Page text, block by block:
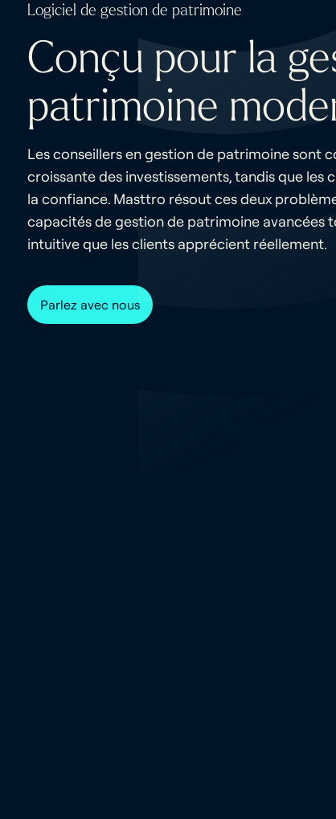
Logiciel de gestion de patrimoine
Conçu pour la
patrimoine
Les conseillers en gestion de patrimoine sont
croissante des investissements, tandis que
la confiance. Masttro résout ces deux
capacités de gestion de patrimoine avancées
intuitive que les clients apprécient réellement.
Parlez avec nous